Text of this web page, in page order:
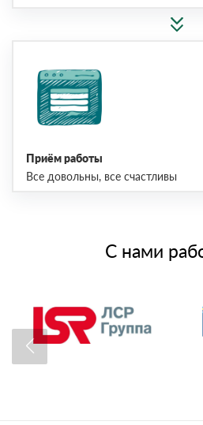
Приём работы
Все довольны, все счастливы
С нами